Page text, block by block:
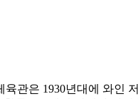
관은 1930년대에 와인